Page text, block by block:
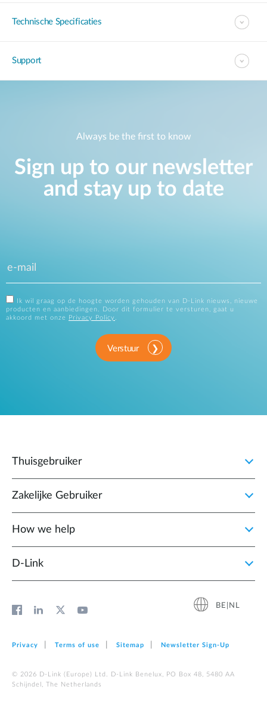
Technische Specificaties
Support
Always be the first to know
Sign up to our newsletter
and stay up to date
Ik wil graag op de hoogte worden gehouden van D-Link nieuws, nieuwe
producten en aanbiedingen. Door dit formulier te versturen, gaat u
akkoord met onze
Privacy Policy
Verstuur
Thuisgebruiker
Zakelijke Gebruiker
How we help
D‑Link
BE|NL
Privacy Terms of use Sitemap Newsletter Sign‑Up
© 2026 D‑Link (Europe) Ltd. D-Link Benelux, PO Box 48, 5480 AA
Schijndel, The Netherlands